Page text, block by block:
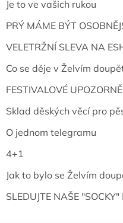
Je to ve vašich rukou
PRÝ MÁME BÝT
VELETRŽNÍ SLEVA NA
Co se děje v Želvím
FESTIVALOVÉ
Sklad děských věcí pro
O jednom telegramu
4+1
Jak to bylo se Želvím
SLEDUJTE NAŠE